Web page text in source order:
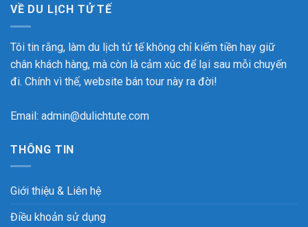
VỀ DU LỊCH TỬ TẾ
Tôi tin rằng, làm du lịch tử tế không chỉ kiếm tiền hay giữ
chân khách hàng, mà còn là cảm xúc để lại sau mỗi chuyến
đi. Chính vì thế, website bán tour này ra đời!
Email: admin@dulichtute.com
THÔNG TIN
Giới thiệu & Liên hệ
Điều khoản sử dụng